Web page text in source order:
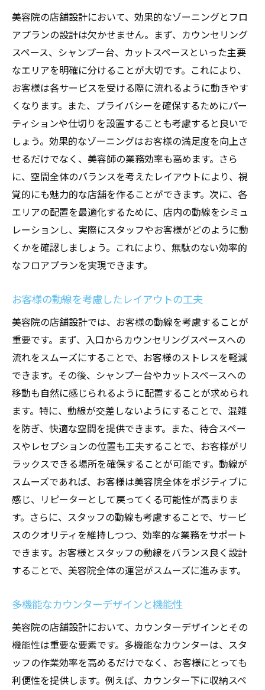
の成功例
一貫性のあるテーマづくりで統一感を出す
方法
美容院の店舗設計において、効果的なゾーニングとフロ
アプランの設計は欠かせません。まず、カウンセリング
スペース、シャンプー台、カットスペースといった主要
なエリアを明確に分けることが大切です。これにより、
お客様は各サービスを受ける際に流れるように動きやす
くなります。また、プライバシーを確保するためにパー
ティションや仕切りを設置することも考慮すると良いで
しょう。効果的なゾーニングはお客様の満足度を向上さ
せるだけでなく、美容師の業務効率も高めます。さら
に、空間全体のバランスを考えたレイアウトにより、視
覚的にも魅力的な店舗を作ることができます。次に、各
エリアの配置を最適化するために、店内の動線をシミュ
レーションし、実際にスタッフやお客様がどのように動
くかを確認しましょう。これにより、無駄のない効率的
なフロアプランを実現できます。
お客様の動線を考慮したレイアウトの工夫
美容院の店舗設計では、お客様の動線を考慮することが
重要です。まず、入口からカウンセリングスペースへの
流れをスムーズにすることで、お客様のストレスを軽減
できます。その後、シャンプー台やカットスペースへの
移動も自然に感じられるように配置することが求められ
ます。特に、動線が交差しないようにすることで、混雑
を防ぎ、快適な空間を提供できます。また、待合スペー
スやレセプションの位置も工夫することで、お客様がリ
ラックスできる場所を確保することが可能です。動線が
スムーズであれば、お客様は美容院全体をポジティブに
感じ、リピーターとして戻ってくる可能性が高まりま
す。さらに、スタッフの動線も考慮することで、サービ
スのクオリティを維持しつつ、効率的な業務をサポート
できます。お客様とスタッフの動線をバランス良く設計
することで、美容院全体の運営がスムーズに進みます。
多機能なカウンターデザインと機能性
美容院の店舗設計において、カウンターデザインとその
機能性は重要な要素です。多機能なカウンターは、スタ
ッフの作業効率を高めるだけでなく、お客様にとっても
利便性を提供します。例えば、カウンター下に収納スペ